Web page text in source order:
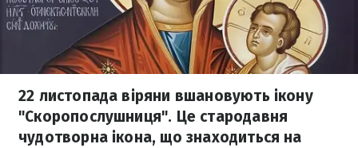
22 листопада віряни вшановують ікону
"Скоропослушниця". Це стародавня
чудотворна ікона, що знаходиться на